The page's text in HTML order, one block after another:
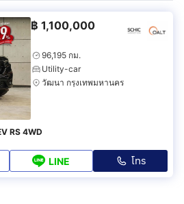
฿ 1,100,000
96,195 กม.
Utility-car
วัฒนา กรุงเทพมหานคร
RS 4WD
LINE โทร